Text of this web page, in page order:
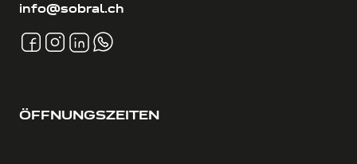
info@sobral.ch
ÖFFNUNGSZEITEN